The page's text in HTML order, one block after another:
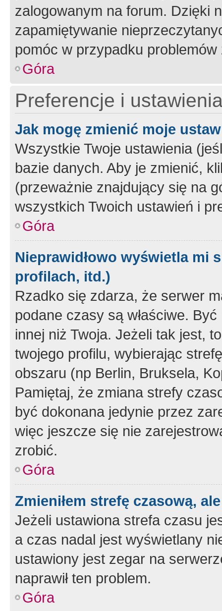
zalogowanym na forum. Dzięki
zapamiętywanie
pomóc w przypadku
Góra
Preferencje i
Jak mogę zmienić moje
Wszystkie Twoje ustawienia
bazie danych. Aby je zmienić,
(przeważnie znajdujący się na
wszystkich Twoich ustawień i
Góra
Nieprawidłowo wyświetla mi
profilach, itd.)
Rzadko się zdarza, że serwer
podane czasy są właściwe.
innej niż Twoja. Jeżeli tak jest,
twojego profilu, wybierając
obszaru (np Berlin, Bruksela,
Pamiętaj, że zmiana strefy
być dokonana jedynie przez
więc jeszcze się nie
zrobić.
Góra
Zmieniłem strefę czasową,
Jeżeli ustawiona strefa czasu
a czas nadal jest wyświetlany
ustawiony jest zegar na
naprawił ten problem.
Góra